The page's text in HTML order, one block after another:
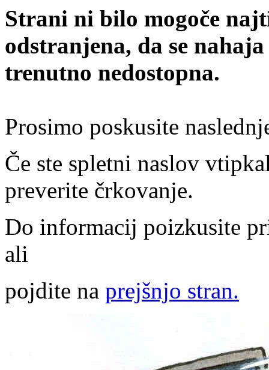
Strani ni bilo mogoče
odstranjena, da se
trenutno nedostopna.
Prosimo poskusite
Če ste spletni naslov
preverite črkovanje.
Do informacij poizkusite
ali
pojdite na prejšnjo stran.